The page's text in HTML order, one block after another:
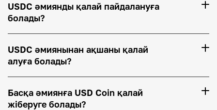
USDC әмиянды қалай пайдалануға
болады?
USDC әмиянынан ақшаны қалай
алуға болады?
Басқа әмиянға USD Coin қалай
жіберуге болады?